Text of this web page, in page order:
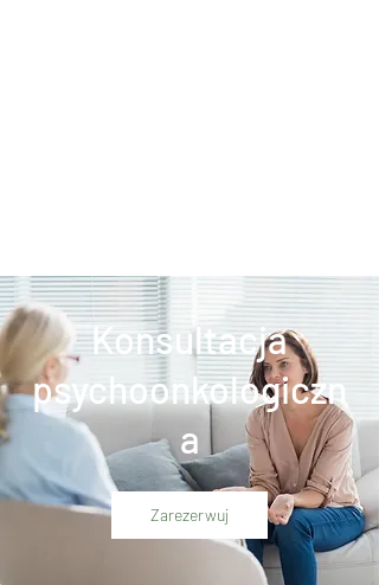
Konsultacja
psychoonkologiczn
a
Zarezerwuj